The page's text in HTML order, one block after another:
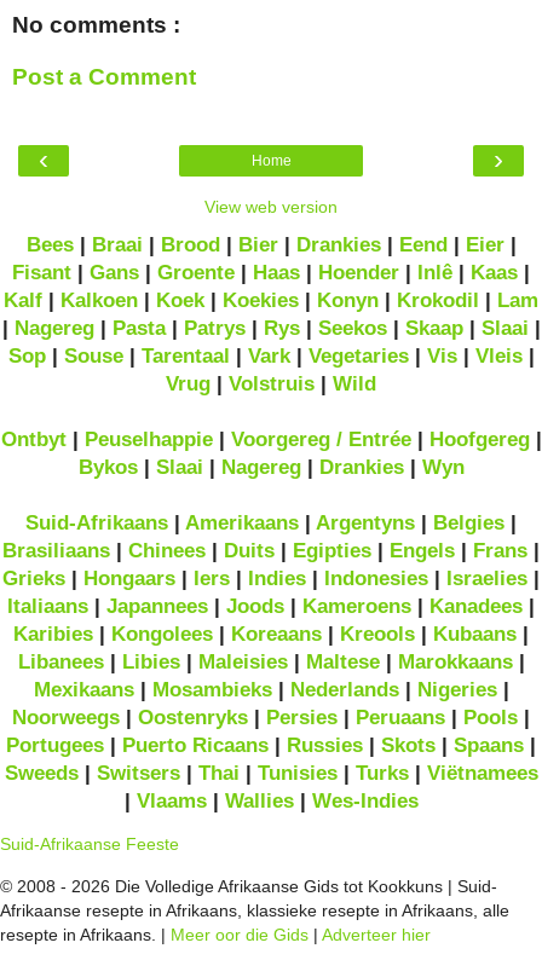
No comments :
Post a Comment
‹ ›
Home
View web version
Bees| Braai | Brood| Bier| Drankies| Eend| Eier|
Fisant | Gans | Groente | Haas | Hoender | Inlê | Kaas |
Kalf | Kalkoen | Koek | Koekies | Konyn | Krokodil | Lam
| Nagereg| Pasta| Patrys| Rys| Seekos| Skaap| Slaai |
Sop| Souse| Tarentaal | Vark| Vegetaries| Vis| Vleis|
Vrug | Volstruis | Wild
Ontbyt| Peuselhappie| Voorgereg / Entrée| Hoofgereg|
Bykos| Slaai | Nagereg| Drankies| Wyn
Suid-Afrikaans | Amerikaans | Argentyns | Belgies |
Brasiliaans | Chinees | Duits | Egipties | Engels | Frans |
Grieks | Hongaars | Iers | Indies | Indonesies | Israelies |
Italiaans | Japannees | Joods | Kameroens | Kanadees |
Karibies | Kongolees | Koreaans | Kreools | Kubaans |
Libanees| Libies| Maleisies| Maltese| Marokkaans|
Mexikaans| Mosambieks| Nederlands| Nigeries|
Noorweegs | Oostenryks | Persies | Peruaans | Pools |
Portugees | Puerto Ricaans | Russies | Skots | Spaans |
Sweeds| Switsers| Thai | Tunisies| Turks| Viëtnamees
| Vlaams| Wallies| Wes-Indies
Suid-Afrikaanse Feeste
© 2008 - 2026 Die Volledige Afrikaanse Gids tot Kookkuns | Suid-
Afrikaanse resepte in Afrikaans, klassieke resepte in Afrikaans, alle
resepte in Afrikaans. | Meer oor die Gids | Adverteer hier